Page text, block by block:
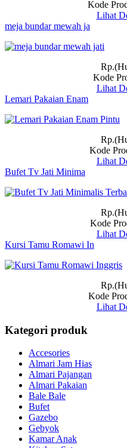
Kode
Lihat
meja bundar mewah ja
Kode
Lihat
Lemari Pakaian Enam
Kode
Lihat
Bufet Tv Jati Minima
Kode
Lihat
Kursi Tamu Romawi In
Kode
Lihat
Kategori produk
Accesories
Almari Jam Hias
Almari Pajangan
Almari Pakaian
Bale Bale
Bufet
Gazebo
Gebyok
Kamar Anak